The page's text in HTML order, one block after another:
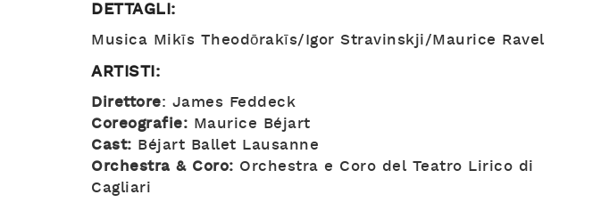
DETTAGLI:
Musica Mikīs Theodōrakīs/Igor Stravinskji/Maurice Ravel
ARTISTI:
Direttore: James Feddeck
Coreografie: Maurice Béjart
Cast: Béjart Ballet Lausanne
Orchestra & Coro: Orchestra e Coro del Teatro Lirico di
Cagliari